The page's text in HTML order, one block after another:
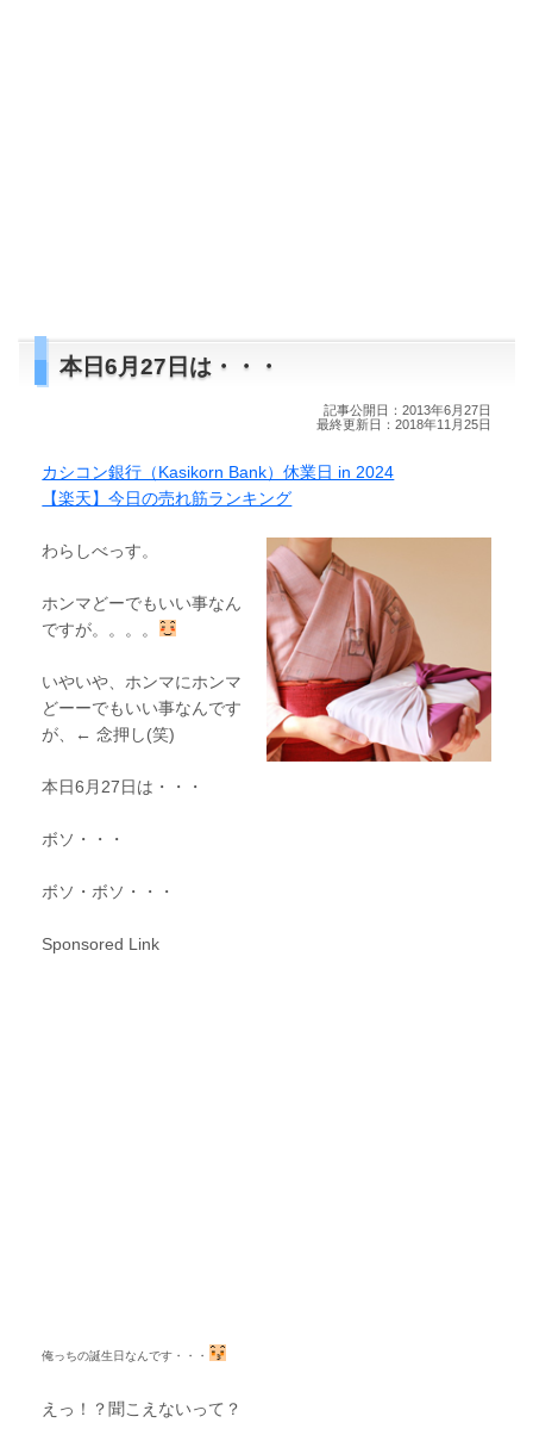
本日6月27日は・・・
記事公開日：2013年6月27日
最終更新日：2018年11月25日
カシコン銀行（Kasikorn Bank）休業日 in 2024
【楽天】今日の売れ筋ランキング
わらしべっす。
ホンマどーでもいい事なん
ですが。。。。
いやいや、ホンマにホンマ
どーーでもいい事なんです
が、← 念押し(笑)
本日6月27日は・・・
ボソ・・・
ボソ・ボソ・・・
Sponsored Link
俺っちの誕生日なんです・・・
えっ！？聞こえないって？